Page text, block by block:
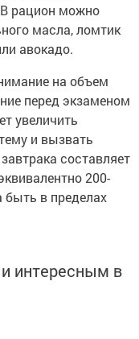
рацион можно
масла, ломтик
авокадо.
на объем
перед экзаменом
увеличить
и вызвать
составляет
200-
быть в пределах
интересным в